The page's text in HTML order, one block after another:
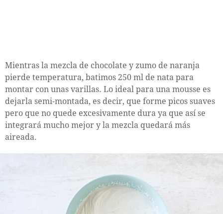
Mientras la mezcla de chocolate y zumo de naranja
pierde temperatura, batimos 250 ml de nata para
montar con unas varillas. Lo ideal para una mousse es
dejarla semi-montada, es decir, que forme picos suaves
pero que no quede excesivamente dura ya que así se
integrará mucho mejor y la mezcla quedará más
aireada.